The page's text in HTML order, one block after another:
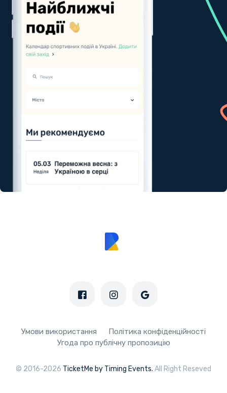
Умови використання
Політика конфіденційності
Угода про публічну пропозицію
© 2016-2026 TicketMe by Timing Events. All Right Reseved